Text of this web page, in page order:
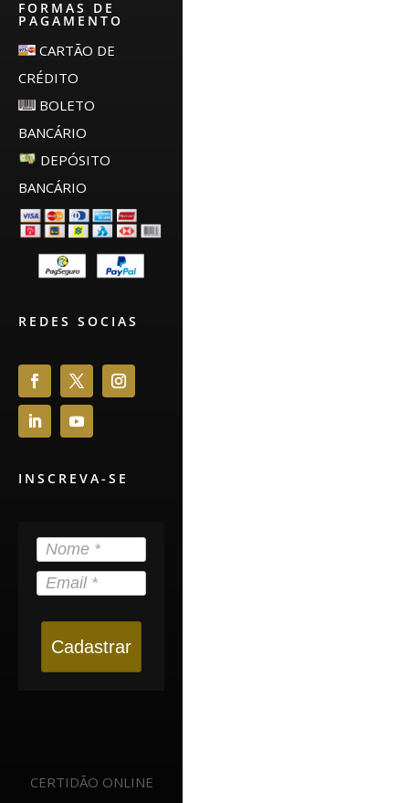
FORMAS DE
PAGAMENTO
CARTÃO DE
CRÉDITO
BOLETO
BANCÁRIO
DEPÓSITO
BANCÁRIO
REDES SOCIAS
INSCREVA-SE
Cadastrar
CERTIDÃO ONLINE